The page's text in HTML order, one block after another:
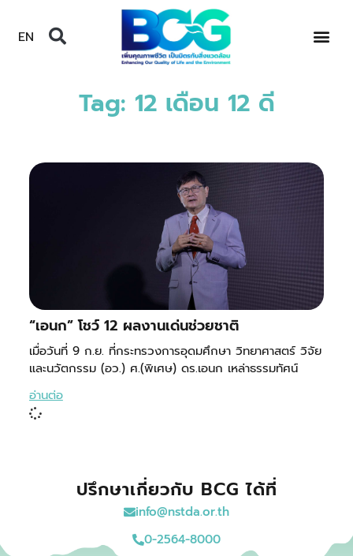
EN
Tag: 12 เดือน 12 ดี
“เอนก” โชว์ 12 ผลงานเด่นช่วยชาติ
เมื่อวันที่ 9 ก.ย. ที่กระทรวงการอุดมศึกษา วิทยาศาสตร์ วิจัย
และนวัตกรรม (อว.) ศ.(พิเศษ) ดร.เอนก เหล่าธรรมทัศน์
อ่านต่อ
ปรึกษาเกี่ยวกับ BCG ได้ที่
info@nstda.or.th
0-2564-8000